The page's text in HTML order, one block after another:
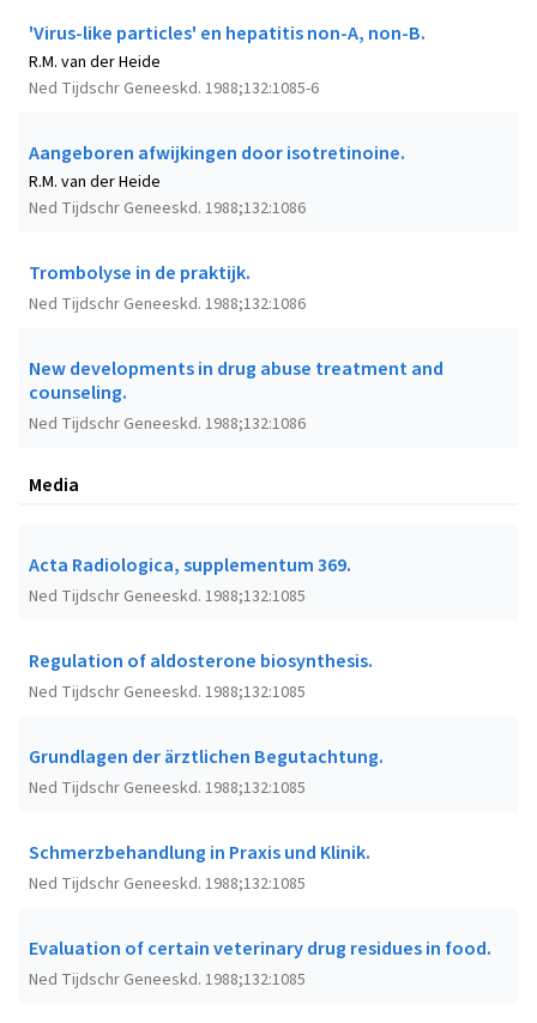
'Virus-like particles' en hepatitis non-A, non-B.
Ned Tijdschr Geneeskd. 1988;132:1085-6
R.M. van der Heide
Aangeboren afwijkingen door isotretinoine.
Ned Tijdschr Geneeskd. 1988;132:1086
R.M. van der Heide
Trombolyse in de praktijk.
Ned Tijdschr Geneeskd. 1988;132:1086
New developments in drug abuse treatment and
counseling.
Ned Tijdschr Geneeskd. 1988;132:1086
Media
Acta Radiologica, supplementum 369.
Ned Tijdschr Geneeskd. 1988;132:1085
Regulation of aldosterone biosynthesis.
Ned Tijdschr Geneeskd. 1988;132:1085
Grundlagen der ärztlichen Begutachtung.
Ned Tijdschr Geneeskd. 1988;132:1085
Schmerzbehandlung in Praxis und Klinik.
Ned Tijdschr Geneeskd. 1988;132:1085
Evaluation of certain veterinary drug residues in food.
Ned Tijdschr Geneeskd. 1988;132:1085